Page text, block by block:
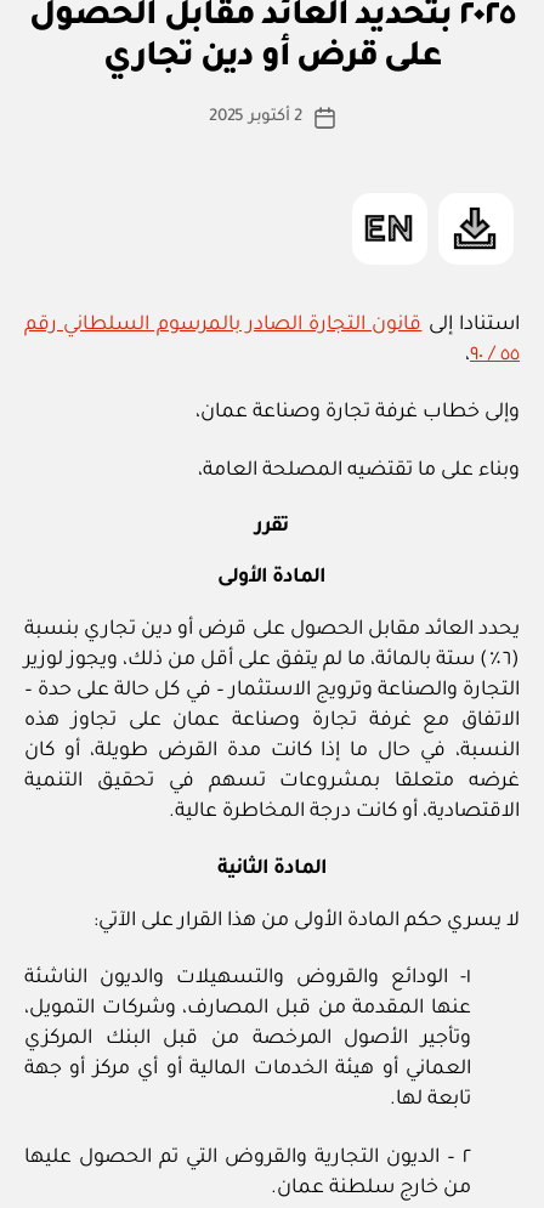
زا
٢٠٢٥ بتحديد العائد مقابل الحصول
على قرض أو دين تجاري
كاتب
بو
س
ة
تاريخ
2 أكتوبر 2025
استنادا إلى قانون التجارة الصادر بالمرسوم السلطاني رقم
٥٥ / ٩٠
،
وإلى خطاب غرفة تجارة وصناعة عمان،
وبناء على ما تقتضيه المصلحة العامة،
تقرر
المادة الأولى
يحدد العائد مقابل الحصول على قرض أو دين تجاري بنسبة
(٦٪) ستة بالمائة، ما لم يتفق على أقل من ذلك، ويجوز لوزير
التجارة والصناعة وترويج الاستثمار – في كل حالة على حدة –
الاتفاق مع غرفة تجارة وصناعة عمان على تجاوز هذه
النسبة، في حال ما إذا كانت مدة القرض طويلة، أو كان
غرضه متعلقا بمشروعات تسهم في تحقيق التنمية
الاقتصادية، أو كانت درجة المخاطرة عالية.
المادة الثانية
لا يسري حكم المادة الأولى من هذا القرار على الآتي:
١- الودائع والقروض والتسهيلات والديون الناشئة
عنها المقدمة من قبل المصارف، وشركات التمويل،
وتأجير الأصول المرخصة من قبل البنك المركزي
العماني أو هيئة الخدمات المالية أو أي مركز أو جهة
تابعة لها.
٢ – الديون التجارية والقروض التي تم الحصول عليها
من خارج سلطنة عمان.